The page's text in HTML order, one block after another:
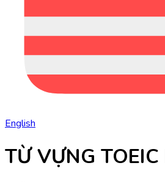
English
TỪ VỰNG